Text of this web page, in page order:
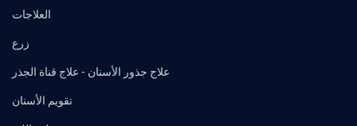
العلاجات
زرع
علاج جذور الأسنان - علاج قناة الجذر
تقويم الأسنان